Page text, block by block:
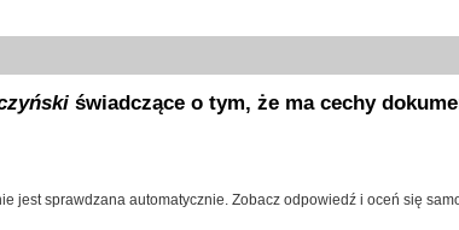
świadczące o tym, że ma cechy
jest sprawdzana automatycznie. Zobacz odpowiedź i oceń się